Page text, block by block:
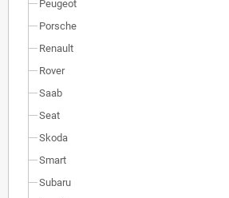
Peugeot
Porsche
Renault
Rover
Saab
Seat
Skoda
Smart
Subaru